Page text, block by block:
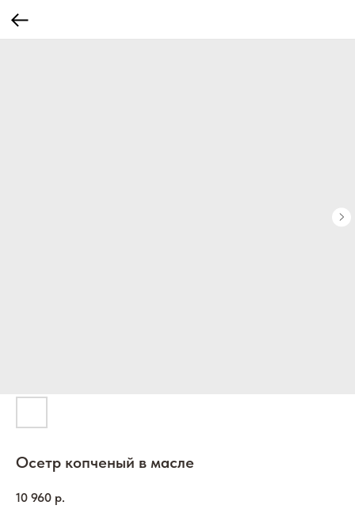
Осетр копченый в масле
10 960 р.